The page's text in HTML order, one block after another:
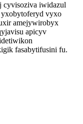
cyvisoziva iwidazul
yxobytoferyd vyxo
amejywirobyx
apicyv
fasabytifusini fu.